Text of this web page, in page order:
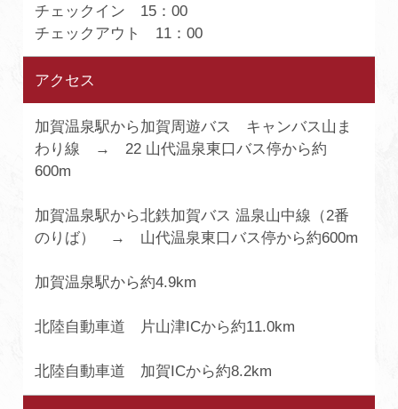
チェックイン 15：00
チェックアウト 11：00
アクセス
加賀温泉駅から加賀周遊バス キャンバス山ま
わり線 → 22 山代温泉東口バス停から約
600m
加賀温泉駅から北鉄加賀バス 温泉山中線（2番
のりば） → 山代温泉東口バス停から約600m
加賀温泉駅から約4.9km
北陸自動車道 片山津ICから約11.0km
北陸自動車道 加賀ICから約8.2km